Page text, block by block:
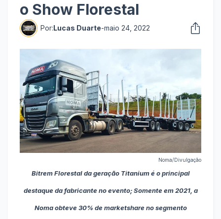
o Show Florestal
Por:Lucas Duarte-maio 24, 2022
Noma/Divulgação
Bitrem Florestal da geração Titanium é o principal
destaque da fabricante no evento; Somente em 2021, a
Noma obteve 30% de marketshare no segmento